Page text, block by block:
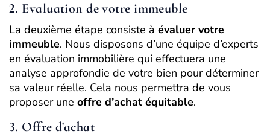
2. Evaluation de votre immeuble
La deuxième étape consiste à évaluer votre
immeuble. Nous disposons d’une équipe d’experts
en évaluation immobilière qui effectuera une
analyse approfondie de votre bien pour déterminer
sa valeur réelle. Cela nous permettra de vous
proposer une offre d’achat équitable.
3. Offre d'achat